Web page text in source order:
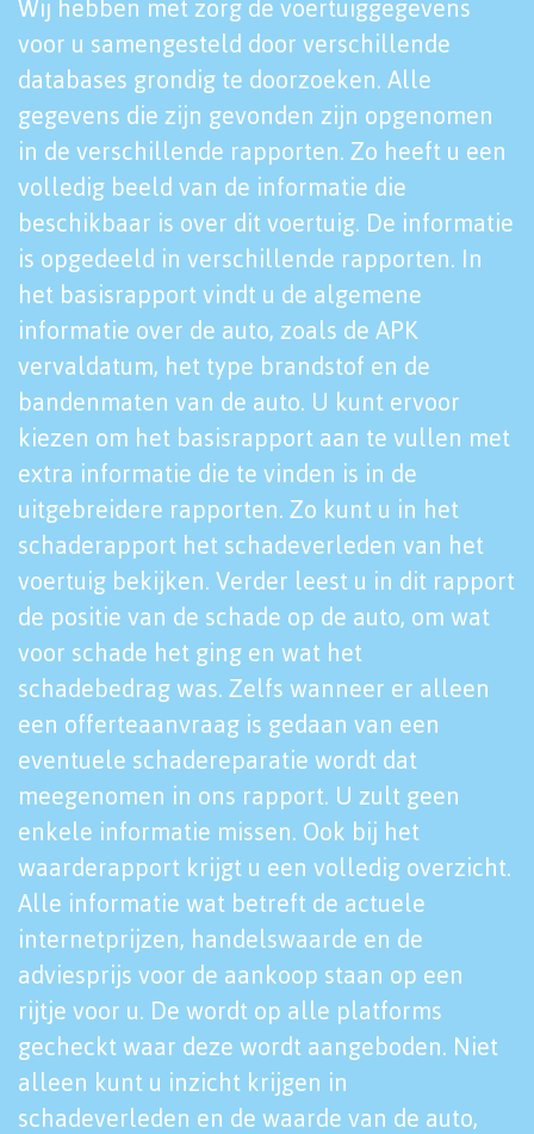
Wij hebben met zorg de voertuiggegevens
voor u samengesteld door verschillende
databases grondig te doorzoeken. Alle
gegevens die zijn gevonden zijn opgenomen
in de verschillende rapporten. Zo heeft u een
volledig beeld van de informatie die
beschikbaar is over dit voertuig. De informatie
is opgedeeld in verschillende rapporten. In
het basisrapport vindt u de algemene
informatie over de auto, zoals de APK
vervaldatum, het type brandstof en de
bandenmaten van de auto. U kunt ervoor
kiezen om het basisrapport aan te vullen met
extra informatie die te vinden is in de
uitgebreidere rapporten. Zo kunt u in het
schaderapport het schadeverleden van het
voertuig bekijken. Verder leest u in dit rapport
de positie van de schade op de auto, om wat
voor schade het ging en wat het
schadebedrag was. Zelfs wanneer er alleen
een offerteaanvraag is gedaan van een
eventuele schadereparatie wordt dat
meegenomen in ons rapport. U zult geen
enkele informatie missen. Ook bij het
waarderapport krijgt u een volledig overzicht.
Alle informatie wat betreft de actuele
internetprijzen, handelswaarde en de
adviesprijs voor de aankoop staan op een
rijtje voor u. De wordt op alle platforms
gecheckt waar deze wordt aangeboden. Niet
alleen kunt u inzicht krijgen in
schadeverleden en de waarde van de auto,